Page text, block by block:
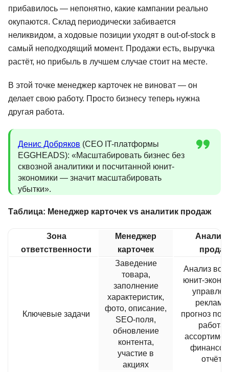
прибавилось — непонятно, какие кампании реально
окупаются. Склад периодически забивается
неликвидом, а ходовые позиции уходят в out-of-stock в
самый неподходящий момент. Продажи есть, выручка
растёт, но прибыль в лучшем случае стоит на месте.
В этой точке менеджер карточек не виноват — он
делает свою работу. Просто бизнесу теперь нужна
другая работа.
Денис Добряков (CEO IT-платформы
EGGHEADS): «Масштабировать бизнес без
сквозной аналитики и посчитанной юнит-
экономики — значит масштабировать
убытки».
Таблица: Менеджер карточек vs аналитик продаж
Зона
ответственности
Менеджер
карточек
Ключевые задачи
Заведение
товара,
заполнение
характеристик,
фото, описание,
SEO-поля,
обновление
контента,
участие в
акциях
Анализ
юнит-
прогноз
работа
отчёты